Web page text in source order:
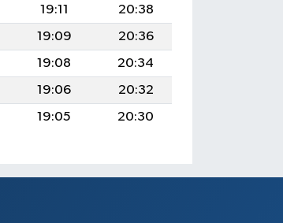
19:11
20:38
19:09
20:36
19:08
20:34
19:06
20:32
19:05 20:30